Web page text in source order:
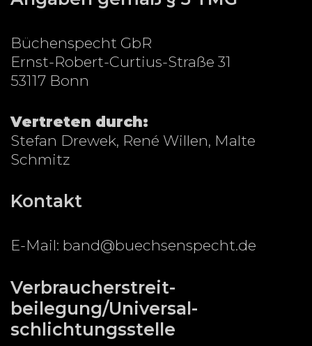
Büchenspecht GbR
Ernst-Robert-Curtius-Straße 31
53117 Bonn
Vertreten durch:
Stefan Drewek, René Willen, Malte
Schmitz
Kontakt
E-Mail: band@buechsenspecht.de
Verbraucher­streit­
beilegung/Universal­
schlichtungs­stelle